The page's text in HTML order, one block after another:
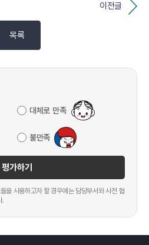
이전글
목록
대체로 만족
불만족
평가하기
을 사용하고자 할 경우에는 담당부서와 사전 협
.